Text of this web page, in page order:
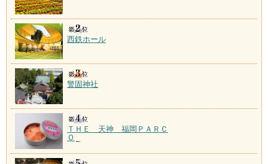
西鉄ホール
警固神社
ＴＨＥ 天神 福岡ＰＡＲＣ
Ｏ